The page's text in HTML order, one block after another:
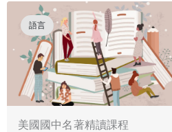
語言
美國國中名著精讀課程